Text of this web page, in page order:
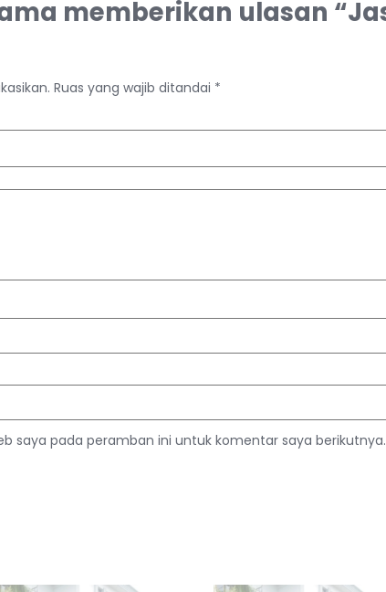
memberikan ulasan
Ruas yang wajib ditandai *
saya pada peramban ini untuk komentar saya berikutnya.